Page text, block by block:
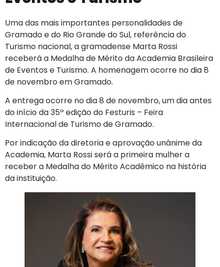
Uma das mais importantes personalidades de
Gramado e do Rio Grande do Sul, referência do
Turismo nacional, a gramadense Marta Rossi
receberá a Medalha de Mérito da Academia Brasileira
de Eventos e Turismo. A homenagem ocorre no dia 8
de novembro em Gramado.
A entrega ocorre no dia 8 de novembro, um dia antes
do início da 35ª edição do Festuris – Feira
Internacional de Turismo de Gramado.
Por indicação da diretoria e aprovação unânime da
Academia, Marta Rossi será a primeira mulher a
receber a Medalha do Mérito Acadêmico na história
da instituição.